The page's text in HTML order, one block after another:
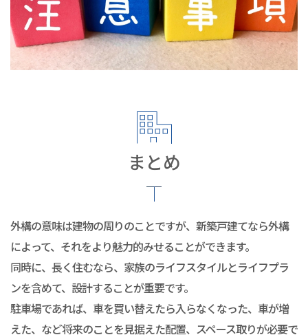
まとめ
外構の意味は建物の周りのことですが、新築戸建てなら外構
によって、それをより魅力的みせることができます。
同時に、長く住むなら、家族のライフスタイルとライフプラ
ンを含めて、設計することが重要です。
駐車場であれば、車を買い替えたら入らなくなった、車が増
えた、など将来のことを見据えた配置、スペース取りが必要で